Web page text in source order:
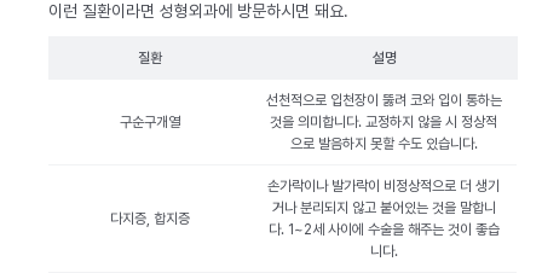
이런 질환이라면 성형외과에 방문하시면 돼요.
질환 설명
구순구개열
선천적으로 입천장이 뚫려 코와 입이 통하는
것을 의미합니다. 교정하지 않을 시 정상적
으로 발음하지 못할 수도 있습니다.
다지증, 합지증
손가락이나 발가락이 비정상적으로 더 생기
거나 분리되지 않고 붙어있는 것을 말합니
다. 1~2세 사이에 수술을 해주는 것이 좋습
니다.